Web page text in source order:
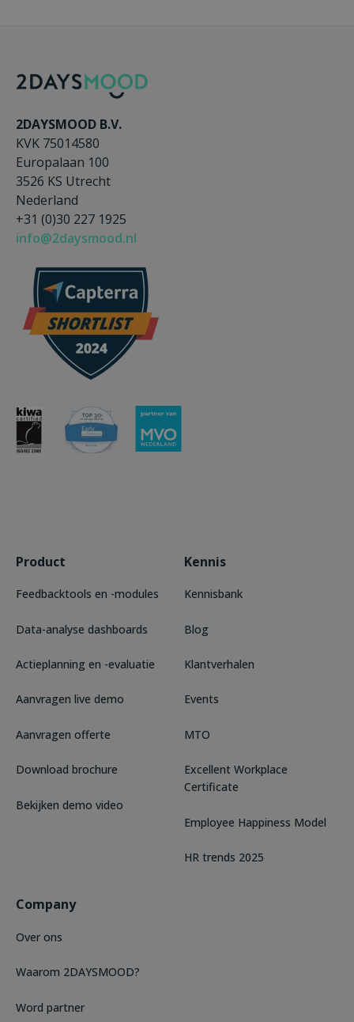
2DAYSMOOD B.V.
KVK 75014580
Europalaan 100
3526 KS Utrecht
Nederland
+31 (0)30 227 1925
info@2daysmood.nl
Product
Feedbacktools en -modules
Data-analyse dashboards
Actieplanning en -evaluatie
Aanvragen live demo
Aanvragen offerte
Download brochure
Bekijken demo video
Kennis
Kennisbank
Blog
Klantverhalen
Events
MTO
Excellent Workplace
Certificate
Employee Happiness Model
HR trends 2025
Company
Over ons
Waarom 2DAYSMOOD?
Word partner